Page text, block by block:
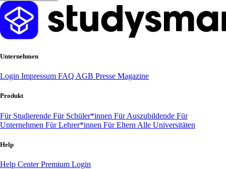
Unternehmen
Login Impressum FAQ AGB Presse Magazine
Produkt
Für Studierende Für Schüler*innen Für Auszubildende Für
Unternehmen Für Lehrer*innen Für Eltern Alle Universitäten
Help
Help CenterPremium Login